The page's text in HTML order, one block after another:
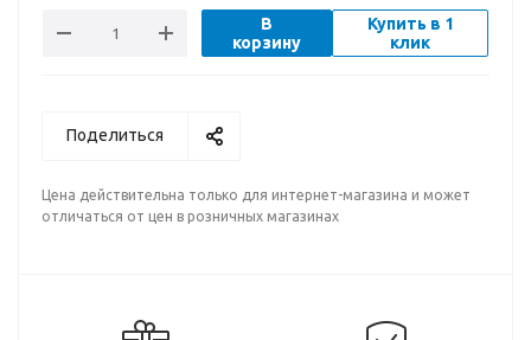
В
корзину
Купить в 1
клик
Поделиться
Цена действительна только для интернет-магазина и может
отличаться от цен в розничных магазинах